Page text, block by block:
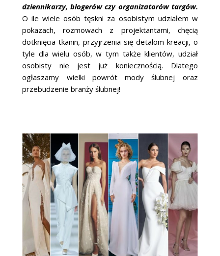
dziennikarzy, blogerów czy organizatorów targów.
O ile wiele osób tęskni za osobistym udziałem w
pokazach, rozmowach z projektantami, chęcią
dotknięcia tkanin, przyjrzenia się detalom kreacji, o
tyle dla wielu osób, w tym także klientów, udział
osobisty nie jest już koniecznością. Dlatego
ogłaszamy wielki powrót mody ślubnej oraz
przebudzenie branży ślubnej!